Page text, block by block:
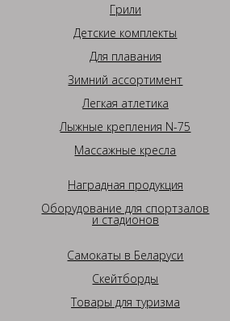
Грили
Детские комплекты
Для плавания
Зимний ассортимент
Легкая атлетика
Лыжные крепления N-75
Массажные кресла
Наградная продукция
Оборудование для спортзалов
и стадионов
Самокаты в Беларуси
Скейтборды
Товары для туризма